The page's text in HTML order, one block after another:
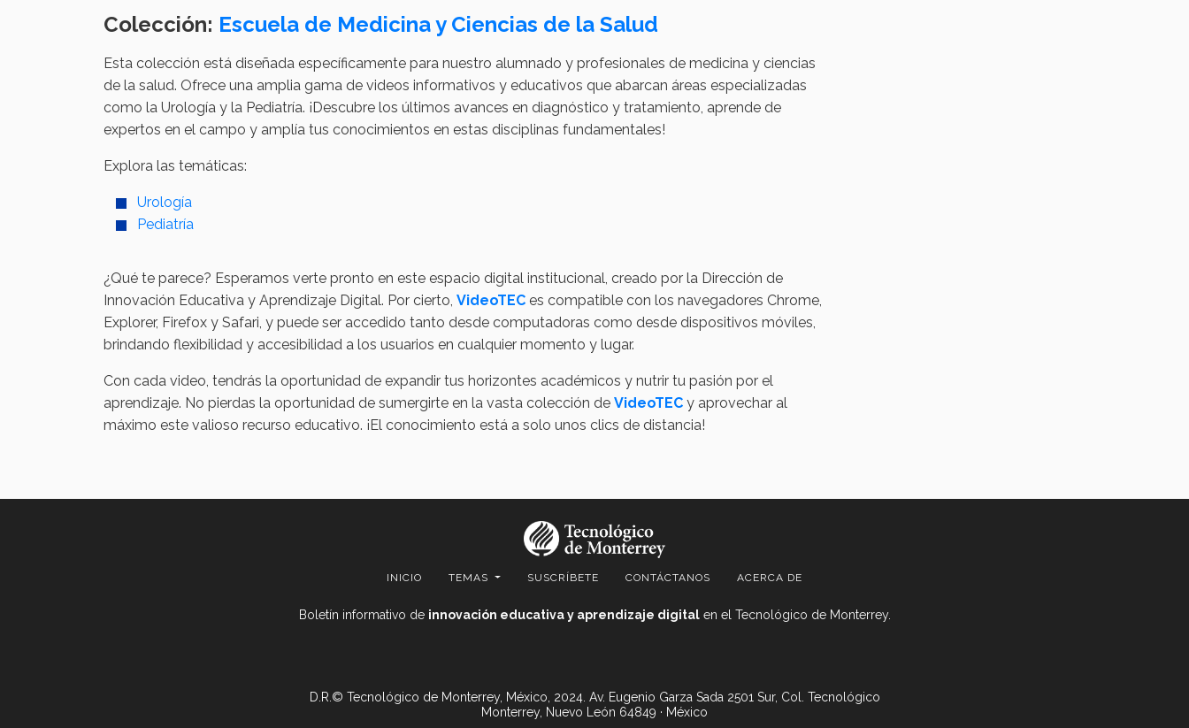
Colección: Escuela de Medicina y Ciencias de la Salud
Esta colección está diseñada específicamente para nuestro alumnado y profesionales de medicina y ciencias
de la salud. Ofrece una amplia gama de videos informativos y educativos que abarcan áreas especializadas
como la Urología y la Pediatría. ¡Descubre los últimos avances en diagnóstico y tratamiento, aprende de
expertos en el campo y amplía tus conocimientos en estas disciplinas fundamentales!
Explora las temáticas:
Urología
Pediatría
¿Qué te parece? Esperamos verte pronto en este espacio digital institucional, creado por la Dirección de
Innovación Educativa y Aprendizaje Digital. Por cierto, VideoTEC es compatible con los navegadores Chrome,
Explorer, Firefox y Safari, y puede ser accedido tanto desde computadoras como desde dispositivos móviles,
brindando flexibilidad y accesibilidad a los usuarios en cualquier momento y lugar.
Con cada video, tendrás la oportunidad de expandir tus horizontes académicos y nutrir tu pasión por el
aprendizaje. No pierdas la oportunidad de sumergirte en la vasta colección de VideoTEC y aprovechar al
máximo este valioso recurso educativo. ¡El conocimiento está a solo unos clics de distancia!
INICIO TEMAS SUSCRÍBETE CONTÁCTANOS ACERCA DE
Boletín informativo de innovación educativa y aprendizaje digitalen el Tecnológico de Monterrey.
D.R.© Tecnológico de Monterrey, México, 2024. Av. Eugenio Garza Sada 2501 Sur, Col. Tecnológico
Monterrey, Nuevo León 64849 · México